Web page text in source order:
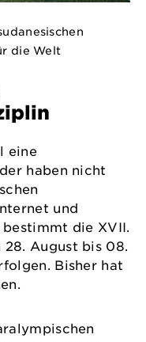
die Welt
eine
haben nicht
und
bestimmt die XVII.
August bis 08.
Bisher hat